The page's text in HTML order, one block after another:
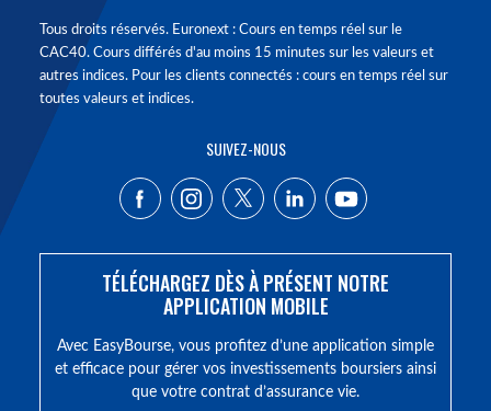
Tous droits réservés. Euronext : Cours en temps réel sur le
CAC40. Cours différés d'au moins 15 minutes sur les valeurs et
autres indices. Pour les clients connectés : cours en temps réel sur
toutes valeurs et indices.
SUIVEZ-NOUS
TÉLÉCHARGEZ DÈS À PRÉSENT NOTRE
APPLICATION MOBILE
Avec EasyBourse, vous profitez d’une application simple
et efficace pour gérer vos investissements boursiers ainsi
que votre contrat d’assurance vie.